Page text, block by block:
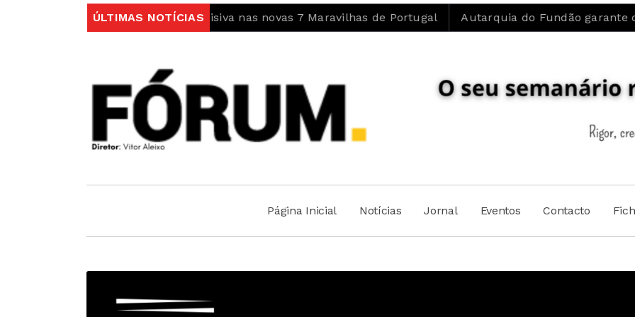
ÚLTIMAS NOTÍCIAS
entra em fase decisiva nas novas 7 Maravilhas de Portugal Autarquia do Fundão garante que
Página Inicial Notícias Jornal Eventos Contacto